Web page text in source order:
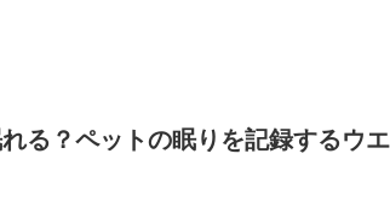
る？ペットの眠りを記録するウ